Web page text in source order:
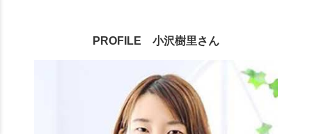
PROFILE 小沢樹里さん